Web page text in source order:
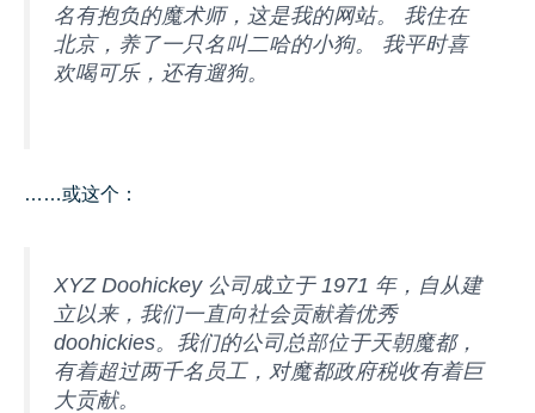
名有抱负的魔术师，这是我的网站。 我住在
北京，养了一只名叫二哈的小狗。 我平时喜
欢喝可乐，还有遛狗。
……或这个：
XYZ Doohickey 公司成立于 1971 年，自从建
立以来，我们一直向社会贡献着优秀
doohickies。我们的公司总部位于天朝魔都，
有着超过两千名员工，对魔都政府税收有着巨
大贡献。